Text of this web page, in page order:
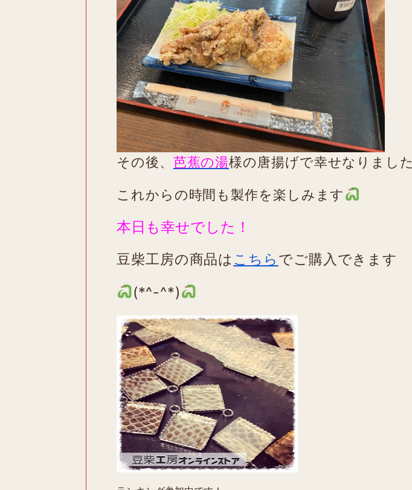
その後、 芭蕉の湯様の唐揚げで幸せなりました
これからの時間も製作を楽しみます
本日も幸せでした！
豆柴工房の商品は こちら でご購入できます
(*^-^*)